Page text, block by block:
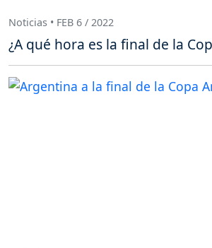
Noticias • FEB 6 / 2022
¿A qué hora es la final de la